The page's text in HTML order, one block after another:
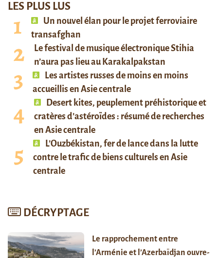
LES PLUS LUS
Un nouvel élan pour le projet ferroviaire
transafghan
Le festival de musique électronique Stihia
n’aura pas lieu au Karakalpakstan
Les artistes russes de moins en moins
accueillis en Asie centrale
Desert kites, peuplement préhistorique et
cratères d’astéroïdes : résumé de recherches
en Asie centrale
L’Ouzbékistan, fer de lance dans la lutte
contre le trafic de biens culturels en Asie
centrale
DÉCRYPTAGE
Le rapprochement entre
l’Arménie et l’Azerbaïdjan ouvre-